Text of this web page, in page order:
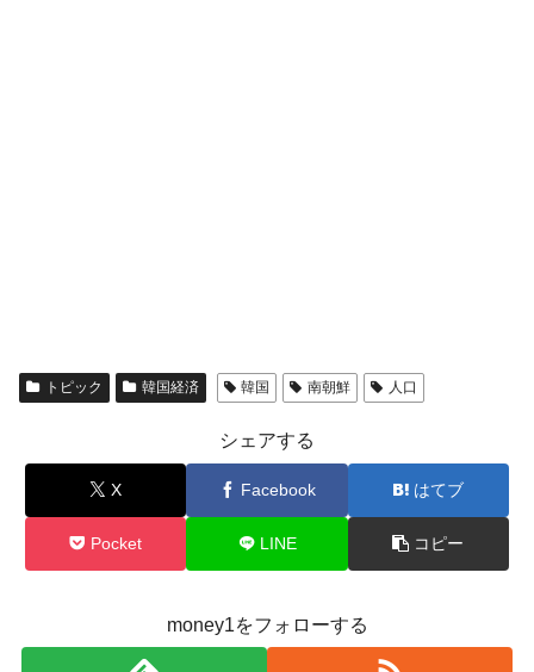
トピック 韓国経済 韓国 南朝鮮 人口
シェアする
X Facebook はてブ
Pocket LINE コピー
money1をフォローする